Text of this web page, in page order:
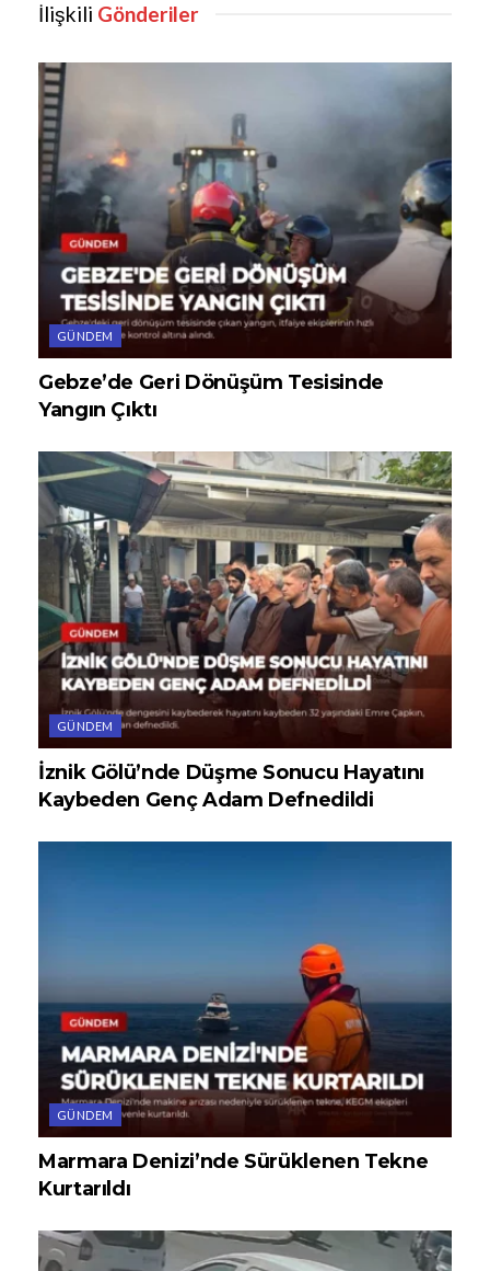
İlişkili Gönderiler
GÜNDEM
Gebze’de Geri Dönüşüm Tesisinde
Yangın Çıktı
GÜNDEM
İznik Gölü’nde Düşme Sonucu Hayatını
Kaybeden Genç Adam Defnedildi
GÜNDEM
Marmara Denizi’nde Sürüklenen Tekne
Kurtarıldı